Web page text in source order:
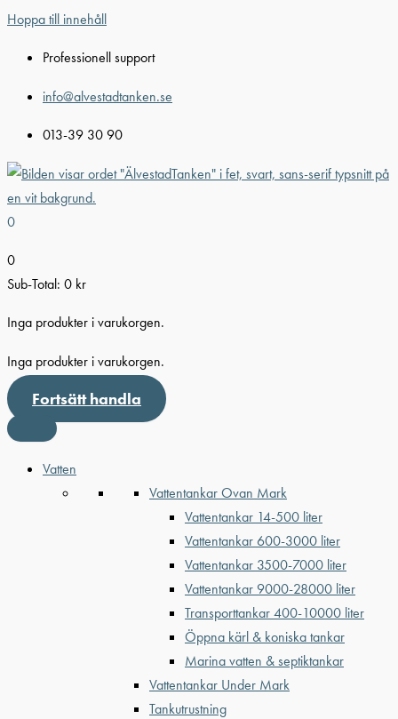
Hoppa till innehåll
Professionell support
info@alvestadtanken.se
013-39 30 90
0
0
Sub-Total: 0 kr
Inga produkter i varukorgen.
Inga produkter i varukorgen.
Fortsätt handla
Vatten
Vattentankar Ovan Mark
Vattentankar 14-500 liter
Vattentankar 600-3000 liter
Vattentankar 3500-7000 liter
Vattentankar 9000-28000 liter
Transporttankar 400-10000 liter
Öppna kärl & koniska tankar
Marina vatten & septiktankar
Vattentankar Under Mark
Tankutrustning